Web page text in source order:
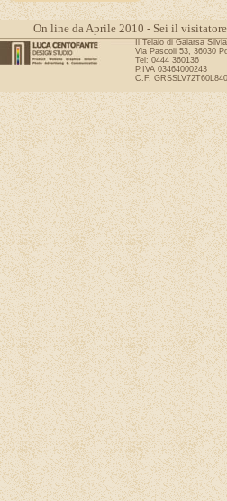
On line da Aprile 2010 - Sei il
Il Telaio di Gaiarsa Silvia
Via Pascoli 53, 36030
Tel: 0444 360136
P.IVA 03464000243
C.F.